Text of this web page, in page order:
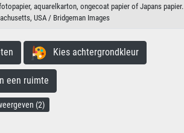
aquarelkarton, ongecoat papier of Japans papier.
USA / Bridgeman Images
Kies achtergrondkleur
een ruimte
(2)